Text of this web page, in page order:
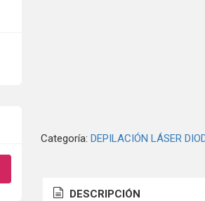
Categoría: DEPILACIÓN LÁSER
DESCRIPCIÓN